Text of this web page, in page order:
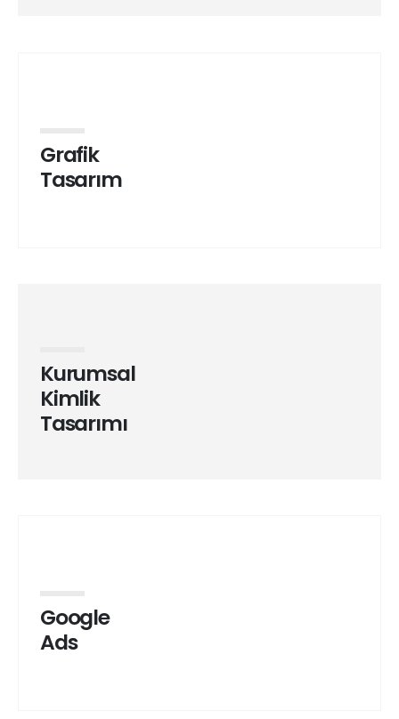
Grafik
Tasarım
Kurumsal
Kimlik
Tasarımı
Google
Ads